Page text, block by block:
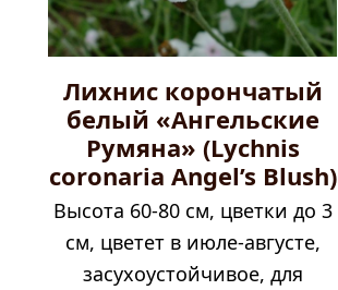
Лихнис корончатый
белый «Ангельские
Румяна» (Lychnis
coronaria Angel’s Blush)
Высота 60-80 см, цветки до 3
см, цветет в июле-августе,
засухоустойчивое, для